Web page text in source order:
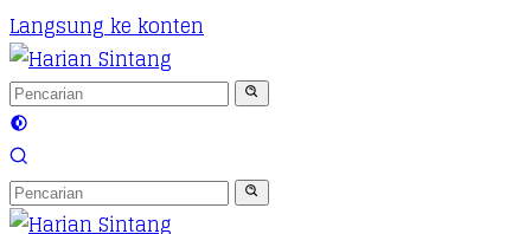
Langsung ke konten